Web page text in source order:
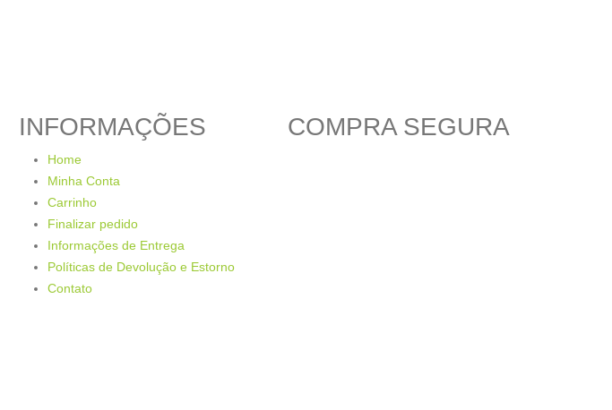
INFORMAÇÕES
Home
Minha Conta
Carrinho
Finalizar pedido
Informações de Entrega
Políticas de Devolução e Estorno
Contato
COMPRA SEGURA